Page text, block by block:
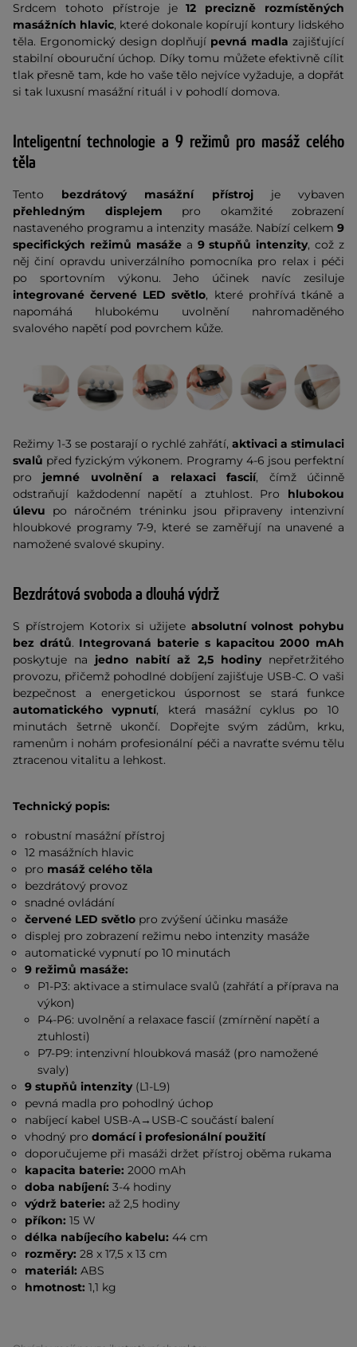
Srdcem tohoto přístroje je12 precizně rozmístěných
masážních hlavic, které dokonale kopírují kontury lidského
těla. Ergonomický design doplňují pevná madla zajišťující
stabilní obouruční úchop. Díky tomu můžete efektivně cílit
tlak přesně tam, kde ho vaše tělo nejvíce vyžaduje, a dopřát
si tak luxusní masážní rituál i v pohodlí domova.
Inteligentní technologie a 9 režimů pro masáž celého
těla
Tento bezdrátový masážní přístrojje vybaven
přehledným displejem pro okamžité zobrazení
nastaveného programu a intenzity masáže. Nabízí celkem 9
specifických režimů masážea 9 stupňů intenzity, což z
něj činí opravdu univerzálního pomocníka pro relax i péči
po sportovním výkonu. Jeho účinek navíc zesiluje
integrované červené LED světlo, které prohřívá tkáně a
napomáhá hlubokému uvolnění nahromaděného
svalového napětí pod povrchem kůže.
Režimy 1-3 se postarají o rychlé zahřátí, aktivaci a stimulaci
svalů před fyzickým výkonem. Programy 4-6 jsou perfektní
pro jemné uvolnění a relaxaci fascií, čímž účinně
odstraňují každodenní napětí a ztuhlost. Pro hlubokou
úlevu po náročném tréninku jsou připraveny intenzivní
hloubkové programy 7-9, které se zaměřují na unavené a
namožené svalové skupiny.
Bezdrátová svoboda a dlouhá výdrž
S přístrojem Kotorix si užijete absolutní volnost pohybu
bez drátů. Integrovaná baterie s kapacitou 2000 mAh
poskytuje na jedno nabití až 2,5 hodiny nepřetržitého
provozu, přičemž pohodlné dobíjení zajišťuje USB-C. O vaši
bezpečnost a energetickou úspornost se stará funkce
automatického vypnutí, která masážní cyklus po 10
minutách šetrně ukončí. Dopřejte svým zádům, krku,
ramenům i nohám profesionální péči a navraťte svému tělu
ztracenou vitalitu a lehkost.
Technický popis:
robustní masážní přístroj
12 masážních hlavic
pro masáž celého těla
bezdrátový provoz
snadné ovládání
červené LED světlo pro zvýšení účinku masáže
displej pro zobrazení režimu nebo intenzity masáže
automatické vypnutí po 10 minutách
9 režimů masáže:
P1-P3: aktivace a stimulace svalů (zahřátí a příprava na
výkon)
P4-P6: uvolnění a relaxace fascií (zmírnění napětí a
ztuhlosti)
P7-P9: intenzivní hloubková masáž (pro namožené
svaly)
9 stupňů intenzity(L1-L9)
pevná madla pro pohodlný úchop
nabíjecí kabel USB-A→USB-C součástí balení
vhodný prodomácí i profesionální použití
doporučujeme při masáži držet přístroj oběma rukama
kapacita baterie:2000 mAh
doba nabíjení: 3-4 hodiny
výdrž baterie: až 2,5 hodiny
příkon:15 W
délka nabíjecího kabelu:44 cm
rozměry:28 x 17,5 x 13 cm
materiál: ABS
hmotnost: 1,1 kg